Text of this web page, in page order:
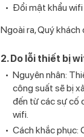
Đổi mật khẩu wifi
Ngoài ra, Quý
2. Do lỗi thiết bị
Nguyên nhân:
công suất sẽ bị
đến từ các sự cố
wifi.
Cách khắc phục: